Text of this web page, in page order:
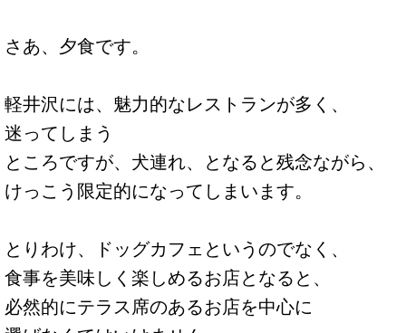
さあ、夕食です。
軽井沢には、魅力的なレストランが多く、
迷ってしまう
ところですが、犬連れ、となると残念ながら、
けっこう限定的になってしまいます。
とりわけ、ドッグカフェというのでなく、
食事を美味しく楽しめるお店となると、
必然的にテラス席のあるお店を中心に